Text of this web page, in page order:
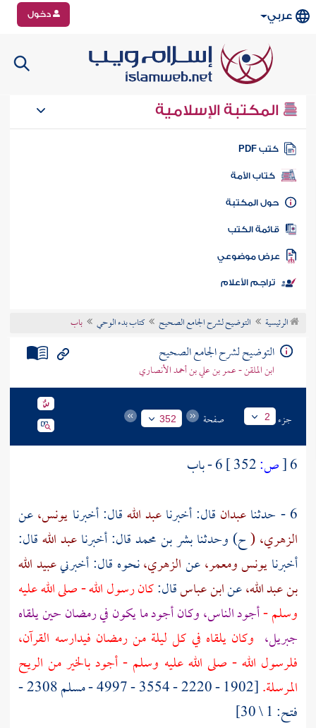
عربي دخول
المكتبة الإسلامية
كتب PDF
كتاب الأمة
المكتبة
الكتب
موضوعي
تراجم الأعلام
الرئيسية التوضيح لشرح الجامع الصحيح كتاب بدء الوحي باب
التوضيح لشرح الجامع الصحيح
ابن الملقن - عمر بن علي بن أحمد الأنصاري
جزء 2 صفحة 352
6
[ص:
6 - باب
6 - حدثنا
عبدان قال: أخبرناعبد اللهقال: أخبرنا يونس،عن
الزهري، (ح) وحدثنابشر بن محمدقال: أخبرناعبد اللهقال:
أخبرنايونسومعمر،عنالزهري،نحوه قال: أخبرنيعبيد الله
بن عبد الله،عنابن عباسقال:كان رسول الله - صلى الله عليه
وسلم -أجود الناس، وكان أجود ما يكون في رمضان حين يلقاه
جبريل، وكان يلقاه في كل ليلة من رمضان فيدارسه القرآن،
فلرسول الله - صلى الله عليه وسلم - أجود بالخير من الريح
المرسلة.
[1902 - 2220 - 3554 - 4997 - مسلم 2308 -
فتح: 1 \ 30]